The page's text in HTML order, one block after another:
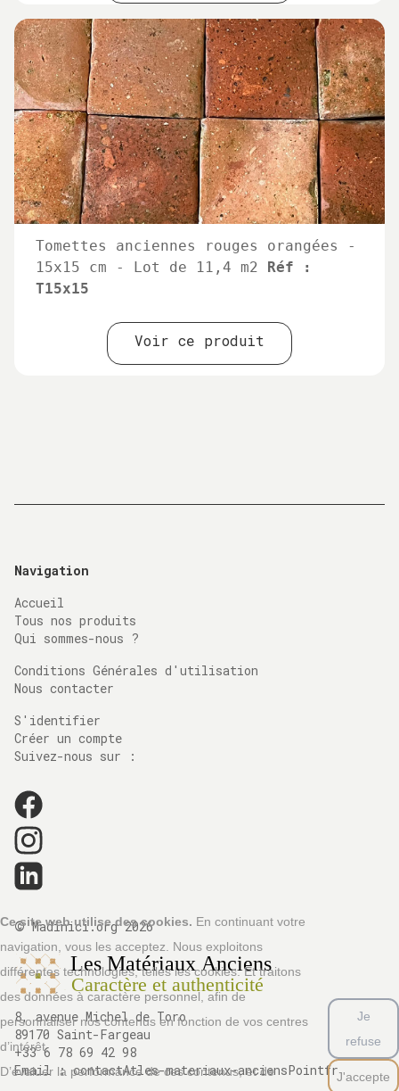
Tomettes anciennes rouges orangées -
15x15 cm - Lot de 11,4 m2 Réf :
T15x15
Voir ce produit
Navigation
Accueil
Tous nos produits
Qui sommes-nous ?
Conditions Générales d'utilisation
Nous contacter
S'identifier
Créer un compte
Suivez-nous sur :
© Madinici.org 2026
8, avenue Michel de Toro
89170 Saint-Fargeau
+33 6 78 69 42 98
Email :contactAtles-materiaux-anciensPointfr
Ce site web utilise des cookies. En continuant votre
navigation, vous les acceptez. Nous exploitons
différentes technologies, telles les cookies. Et traitons
des données à caractère personnel, afin de
personnaliser nos contenus en fonction de vos centres
d’intérêt.
D’évaluer la performance de ces contenus, et de
Je
refuse
J'accepte